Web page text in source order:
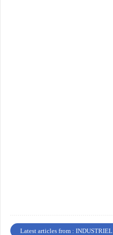
Latest articles from : INDUSTRIEL